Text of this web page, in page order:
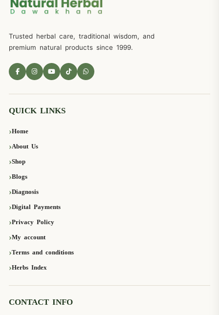
Trusted herbal care, traditional wisdom, and
premium natural products since 1999.
QUICK LINKS
Home
About Us
Shop
Blogs
Diagnosis
Digital Payments
Privacy Policy
My account
Terms and conditions
Herbs Index
CONTACT INFO